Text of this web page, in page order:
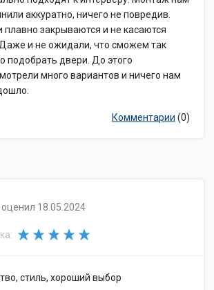
аккуратно, ничего не повредив.
плавно закрываются и не касаются
и не ожидали, что сможем так
подобрать двери. До этого
много вариантов и ничего нам
Комментарии (0)
оценил 18.05.2024
стиль, хороший выбор